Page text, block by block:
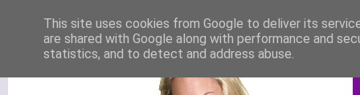
This site uses cookies from Google to deliver its
are shared with Google along with performance and
statistics, and to detect and address abuse.